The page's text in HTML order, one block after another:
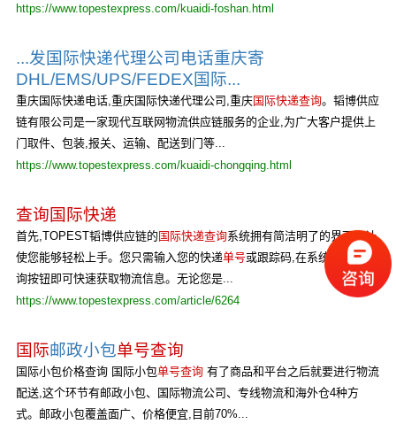
https://www.topestexpress.com/kuaidi-foshan.html
...发国际快递代理公司电话重庆寄
DHL/EMS/UPS/FEDEX国际...
重庆国际快递电话,重庆国际快递代理公司,重庆国际快递查询。韬博供应
链有限公司是一家现代互联网物流供应链服务的企业,为广大客户提供上
门取件、包装,报关、运输、配送到门等...
https://www.topestexpress.com/kuaidi-chongqing.html
查询国际快递
首先,TOPEST韬博供应链的 国际快递查询系统拥有简洁明了的界面设计,
使您能够轻松上手。您只需输入您的快递单号或跟踪码,在系统中点击查
询按钮即可快速获取物流信息。无论您是...
https://www.topestexpress.com/article/6264
国际邮政小包单号查询
国际小包价格查询 国际小包单号查询有了商品和平台之后就要进行物流
配送,这个环节有邮政小包、国际物流公司、专线物流和海外仓4种方
式。邮政小包覆盖面广、价格便宜,目前70%...